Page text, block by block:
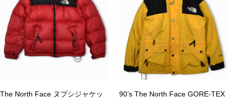
The North Face ヌプシジャケッ
90’s The North Face GORE-TEX